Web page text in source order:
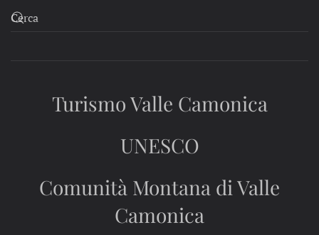
Turismo Valle Camonica
UNESCO
Comunità Montana di Valle
Camonica